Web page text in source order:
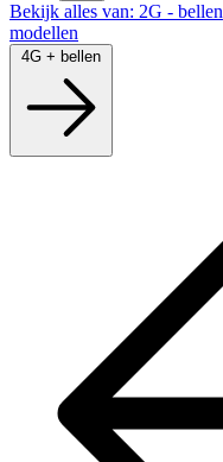
Bekijk alles van: 2G - bellen
modellen
4G + bellen